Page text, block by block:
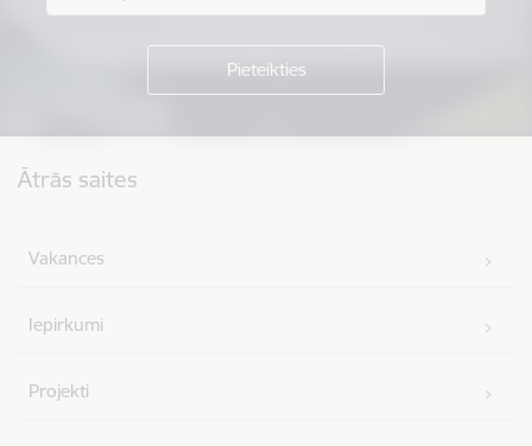
Ātrās saites
Vakances
Iepirkumi
Projekti